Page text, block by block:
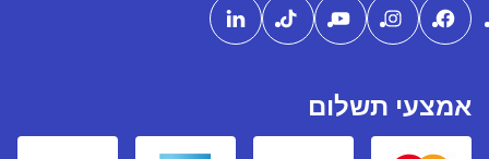
אמצעי תשלום